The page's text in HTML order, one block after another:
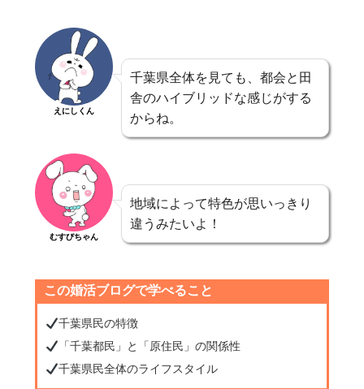
えにしくん
千葉県全体を見ても、都会と田
舎のハイブリッドな感じがする
からね。
むすびちゃん
地域によって特色が思いっきり
違うみたいよ！
この婚活ブログで学べること
千葉県民の特徴
「千葉都民」と「原住民」の関係性
千葉県民全体のライフスタイル